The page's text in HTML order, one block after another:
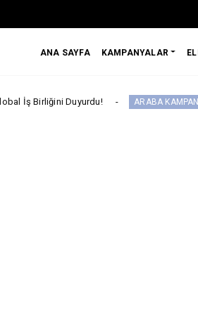
ANA SAYFA KAMPANYALAR
ARABA KAMPANYALARI Fiat